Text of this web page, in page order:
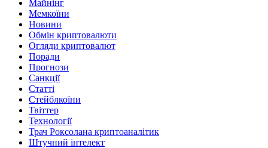
Майнінг
Мемкоїни
Новини
Обмін криптовалюти
Огляди криптовалют
Поради
Прогнози
Санкції
Статті
Стейблкоїни
Твіттер
Технології
Трач Роксолана криптоаналітик
Штучний інтелект